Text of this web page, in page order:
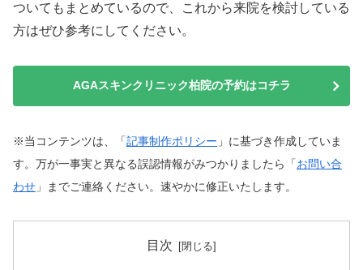
ついてもまとめているので、これから来院を検討している
方はぜひ参考にしてください。
AGAスキンクリニック柏院の予約はコチラ
※当コンテンツは、「記事制作ポリシー 」に基づき作成していま
す。万が一事実と異なる誤認情報がみつかりましたら「お問い合
わせ 」までご連絡ください。速やかに修正いたします。
目次